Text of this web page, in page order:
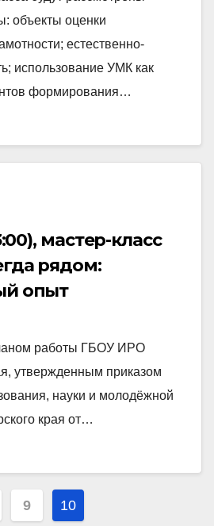
объекты оценки
естественно-
использование УМК как
формирования…
мастер-класс
рядом:
опыт
работы ГБОУ ИРО
утвержденным приказом
науки и молодёжной
края от…
9 10